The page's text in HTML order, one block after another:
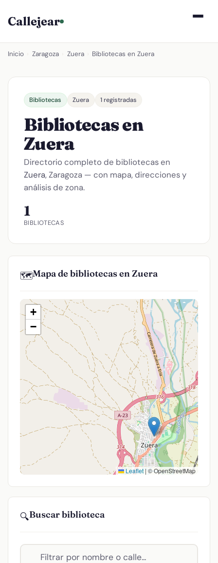
Callejear
Inicio Zaragoza Zuera Bibliotecas en Zuera
Bibliotecas Zuera 1 registradas
Bibliotecas en
Zuera
Directorio completo de bibliotecas en
Zuera, Zaragoza — con mapa, direcciones y
análisis de zona.
1
BIBLIOTECAS
🗺️Mapa de bibliotecas en Zuera
+
−
Leaflet | © OpenStreetMap
🔍Buscar biblioteca